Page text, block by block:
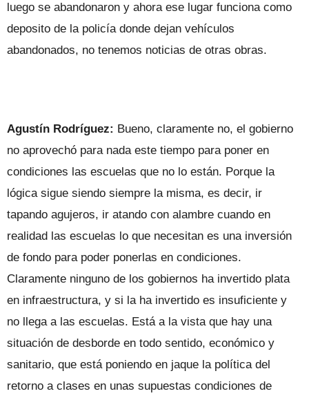
luego se abandonaron y ahora ese lugar funciona como
deposito de la policía donde dejan vehículos
abandonados, no tenemos noticias de otras obras.
Agustín Rodríguez: Bueno, claramente no, el gobierno
no aprovechó para nada este tiempo para poner en
condiciones las escuelas que no lo están. Porque la
lógica sigue siendo siempre la misma, es decir, ir
tapando agujeros, ir atando con alambre cuando en
realidad las escuelas lo que necesitan es una inversión
de fondo para poder ponerlas en condiciones.
Claramente ninguno de los gobiernos ha invertido plata
en infraestructura, y si la ha invertido es insuficiente y
no llega a las escuelas. Está a la vista que hay una
situación de desborde en todo sentido, económico y
sanitario, que está poniendo en jaque la política del
retorno a clases en unas supuestas condiciones de